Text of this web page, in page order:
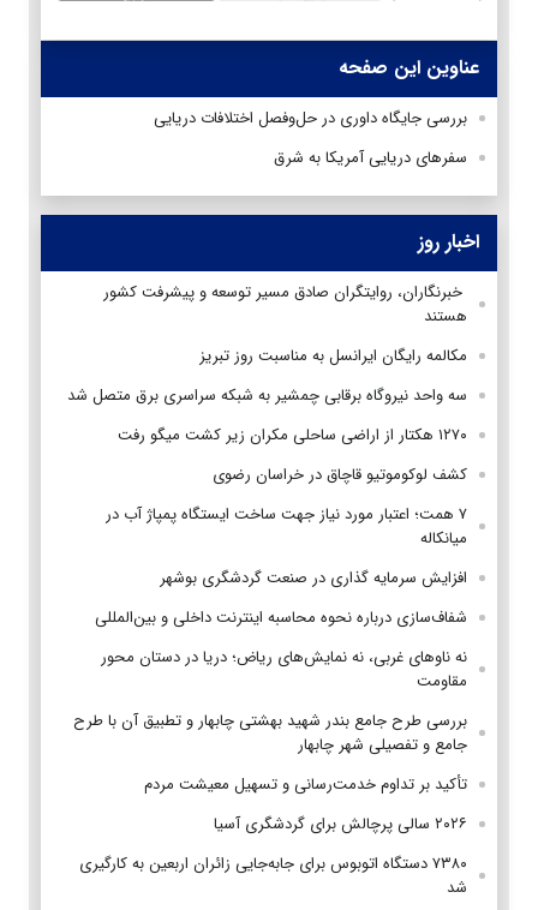
عناوین این صفحه
بررسی جایگاه داوری در حل‌وفصل اختلافات دریایی
سفرهای دریایی آمریکا به شرق
اخبار روز
‌ خبرنگاران، روایتگران صادق مسیر توسعه و پیشرفت کشور
هستند
مکالمه رایگان ایرانسل به مناسبت روز تبریز
سه واحد نیروگاه برقابی چمشیر به شبکه سراسری برق متصل شد
۱۲۷۰ هکتار از اراضی ساحلی مکران زیر کشت میگو رفت
کشف لوکوموتیو قاچاق در خراسان رضوی
۷ همت؛ اعتبار مورد نیاز جهت ساخت ایستگاه پمپاژ آب در
میانکاله
افزایش سرمایه گذاری در صنعت گردشگری بوشهر
شفاف‌سازی درباره نحوه محاسبه اینترنت داخلی و بین‌المللی
نه ناوهای غربی، نه نمایش‌های ریاض؛ دریا در دستان محور
مقاومت
بررسی طرح جامع بندر شهید بهشتی چابهار و تطبیق آن با طرح
جامع و تفصیلی شهر چابهار
تأکید بر تداوم خدمت‌رسانی و تسهیل معیشت مردم
۲۰۲۶ سالی پرچالش برای گردشگری آسیا
۷۳۸۰ دستگاه اتوبوس برای جابه‌جایی زائران اربعین به‌ کارگیری
شد